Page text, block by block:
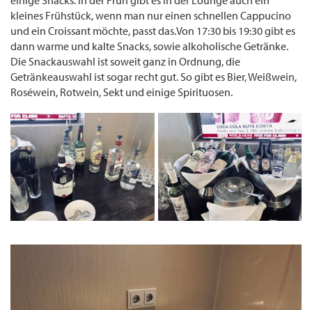
kleines Frühstück, wenn man nur einen schnellen Cappucino
und ein Croissant möchte, passt das.Von 17:30 bis 19:30 gibt es
dann warme und kalte Snacks, sowie alkoholische Getränke.
Die Snackauswahl ist soweit ganz in Ordnung, die
Getränkeauswahl ist sogar recht gut. So gibt es Bier, Weißwein,
Roséwein, Rotwein, Sekt und einige Spirituosen.